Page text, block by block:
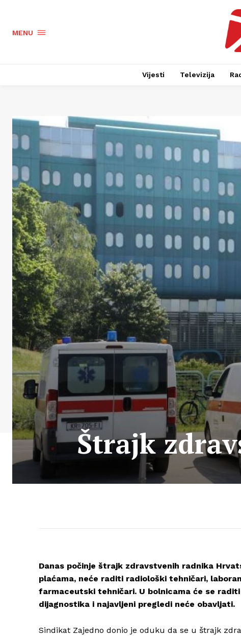
MENU
Vijesti Televizija
Štrajk
Danas počinje štrajk zdravstvenih radnika
plaćama, neće raditi radiološki tehničari,
farmaceutski tehničari. U bolnicama će se
dijagnostika i najavljeni pregledi neće obavljati.
Sindikat Zajedno donio je oduku da se u štrajk